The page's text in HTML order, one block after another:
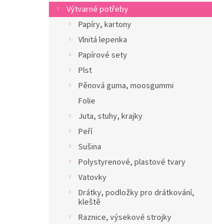
n
e
Výtvarné potřeby
Papíry, kartony
Vlnitá lepenka
Papírové sety
Plst
Pěnová guma, moosgummi
Folie
Juta, stuhy, krajky
Peří
Sušina
Polystyrenové, plastové tvary
Vatovky
Drátky, podložky pro drátkování,
kleště
Raznice, výsekové strojky